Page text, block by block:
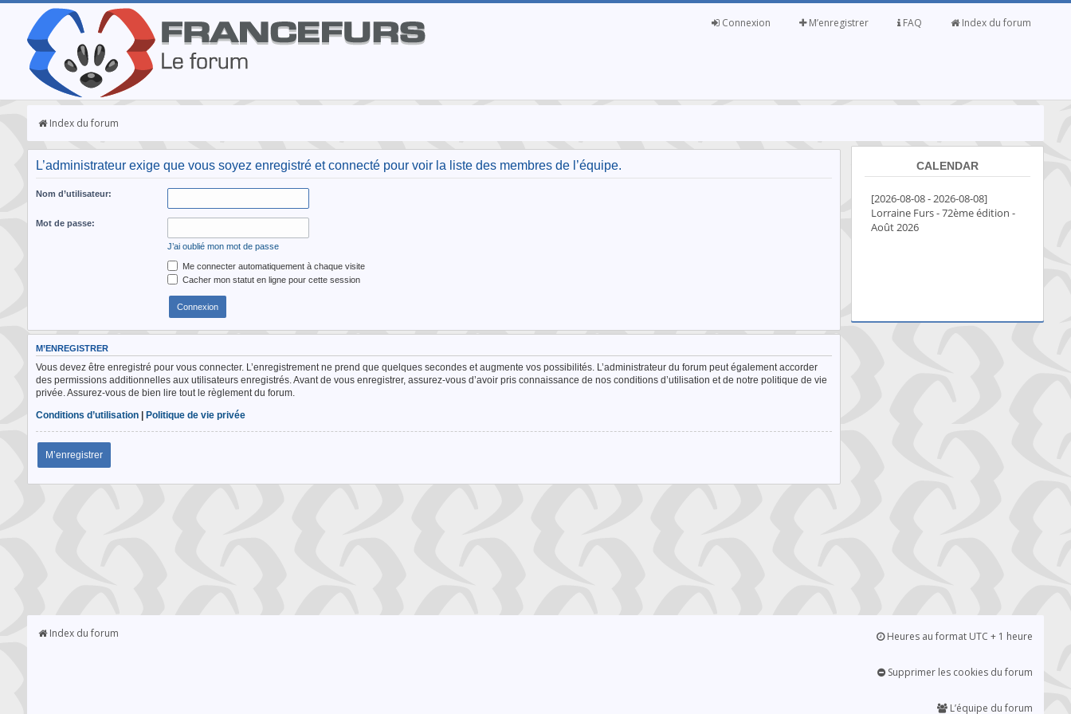
Index du forum
FAQ
M’enregistrer
Connexion
Index du forum
L’administrateur exige que vous soyez enregistré et connecté pour voir la liste des membres de l’équipe.
Nom d’utilisateur:
Mot de passe:
J’ai oublié mon mot de passe
Me connecter automatiquement à chaque visite
Cacher mon statut en ligne pour cette session
M’ENREGISTRER
Vous devez être enregistré pour vous connecter. L’enregistrement ne prend que quelques secondes et augmente vos possibilités. L’administrateur du forum peut également accorder
des permissions additionnelles aux utilisateurs enregistrés. Avant de vous enregistrer, assurez-vous d’avoir pris connaissance de nos conditions d’utilisation et de notre politique de vie
privée. Assurez-vous de bien lire tout le règlement du forum.
Conditions d’utilisation| Politique de vie privée
M’enregistrer
CALENDAR
Index du forum Heures au format UTC + 1 heure
Supprimer les cookies du forum
L’équipe du forum